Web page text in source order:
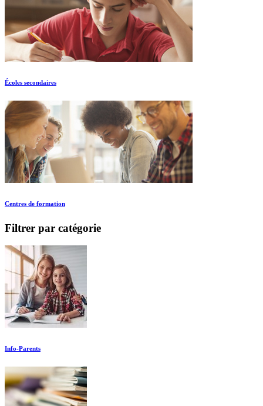
Écoles secondaires
Centres de formation
Filtrer par catégorie
Info-Parents